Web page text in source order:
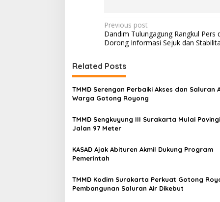
P
o
t
n
a
i
a
t
i
o
Previous post
Dandim Tulungagung Rangkul Pers
Dorong Informasi Sejuk dan
Related Posts
TMMD Serengan Perbaiki Akses dan Saluran
Warga Gotong Royong
TMMD Sengkuyung III Surakarta Mulai
Jalan 97 Meter
KASAD Ajak Abituren Akmil Dukung Program
Pemerintah
TMMD Kodim Surakarta Perkuat Gotong
Pembangunan Saluran Air Dikebut